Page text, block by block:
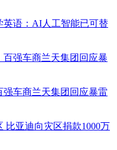
英语：AI人工智能已可替
车商兰天集团回应暴雷